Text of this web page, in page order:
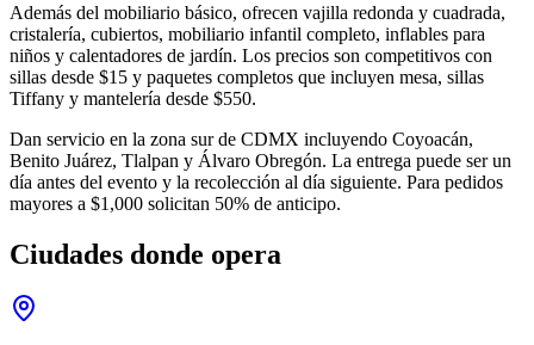
Además del mobiliario básico, ofrecen vajilla redonda y cuadrada,
cristalería, cubiertos, mobiliario infantil completo, inflables para
niños y calentadores de jardín. Los precios son competitivos con
sillas desde $15 y paquetes completos que incluyen mesa, sillas
Tiffany y mantelería desde $550.
Dan servicio en la zona sur de CDMX incluyendo Coyoacán,
Benito Juárez, Tlalpan y Álvaro Obregón. La entrega puede ser un
día antes del evento y la recolección al día siguiente. Para pedidos
mayores a $1,000 solicitan 50% de anticipo.
Ciudades donde opera